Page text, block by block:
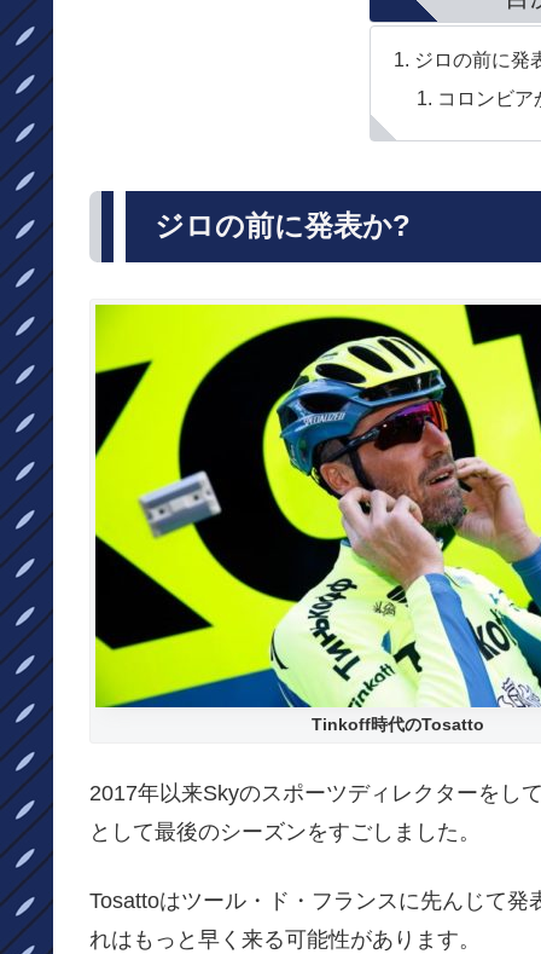
ジロの前に発
コロンビア
ジロの前に発表か?
Tinkoff時代のTosatto
2017年以来Skyのスポーツディレクターをし
として最後のシーズンをすごしました。
Tosattoはツール・ド・フランスに先んじて
れはもっと早く来る可能性があります。